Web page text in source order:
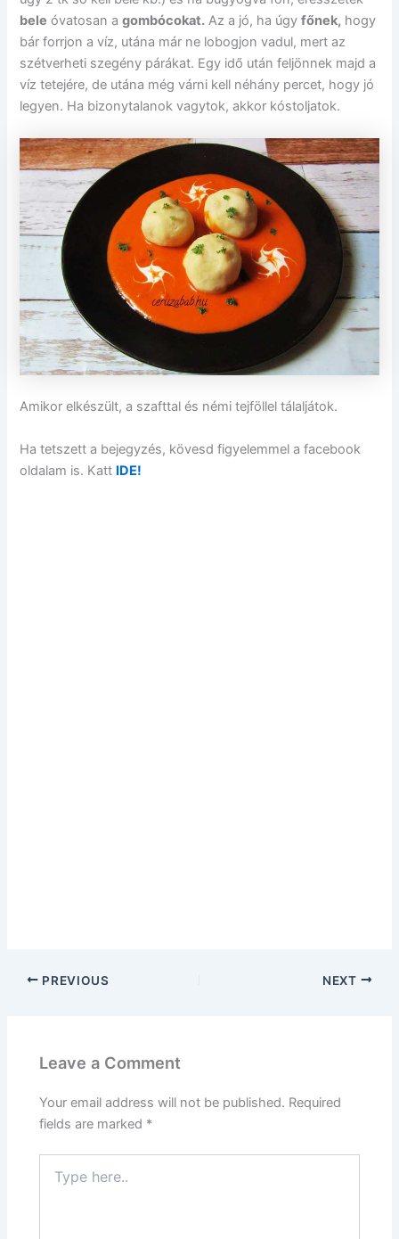
bele óvatosan agombócokat. Az a jó, ha úgyfőnek, hogy
bár forrjon a víz, utána már ne lobogjon vadul, mert az
szétverheti szegény párákat. Egy idő után feljönnek majd a
víz tetejére, de utána még várni kell néhány percet, hogy jó
legyen. Ha bizonytalanok vagytok, akkor kóstoljatok.
Amikor elkészült, a szafttal és némi tejföllel tálaljátok.
Ha tetszett a bejegyzés, kövesd figyelemmel a facebook
oldalam is. Katt IDE!
PREVIOUS NEXT
Leave a Comment
Your email address will not be published. Required
fields are marked *
here..